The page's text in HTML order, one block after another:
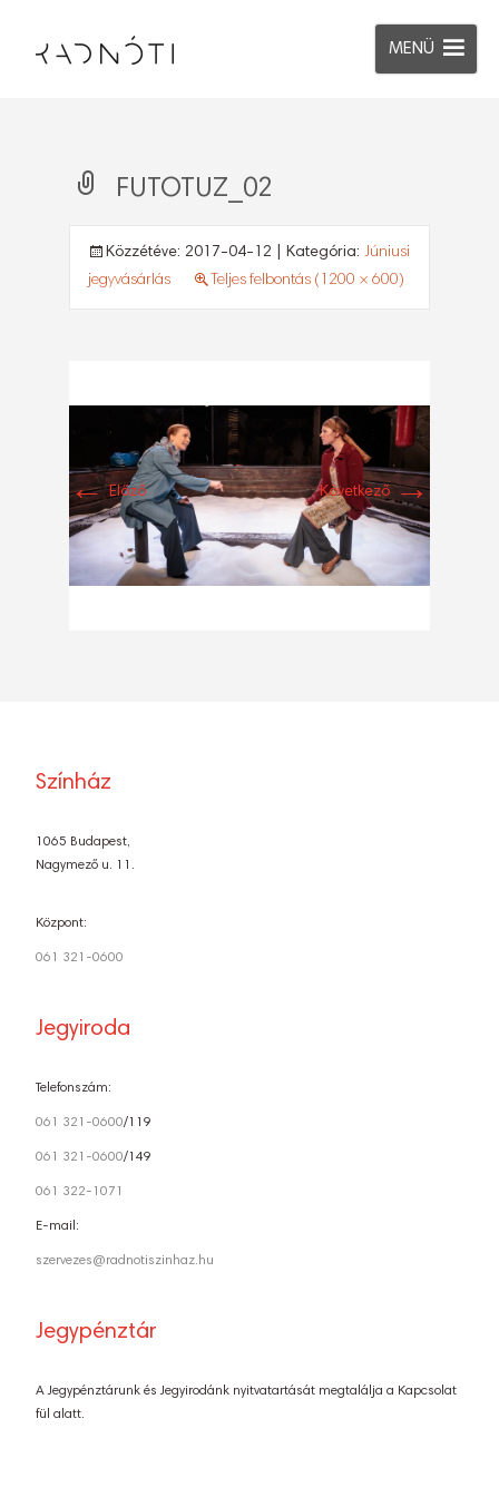
MENÜ
FUTOTUZ_02
Közzétéve: 2017-04-12 | Kategória: Júniusi
jegyvásárlás
Teljes felbontás (1200 × 600)
← Előző Következő →
Színház
1065 Budapest,
Nagymező u. 11.
Központ:
061 321-0600
Jegyiroda
Telefonszám:
061 321-0600/119
061 321-0600/149
061 322-1071
E-mail:
szervezes@radnotiszinhaz.hu
Jegypénztár
A Jegypénztárunk és Jegyirodánk nyitvatartását megtalálja a Kapcsolat
fül alatt.